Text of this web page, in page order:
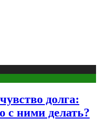
долга:
с ними делать?